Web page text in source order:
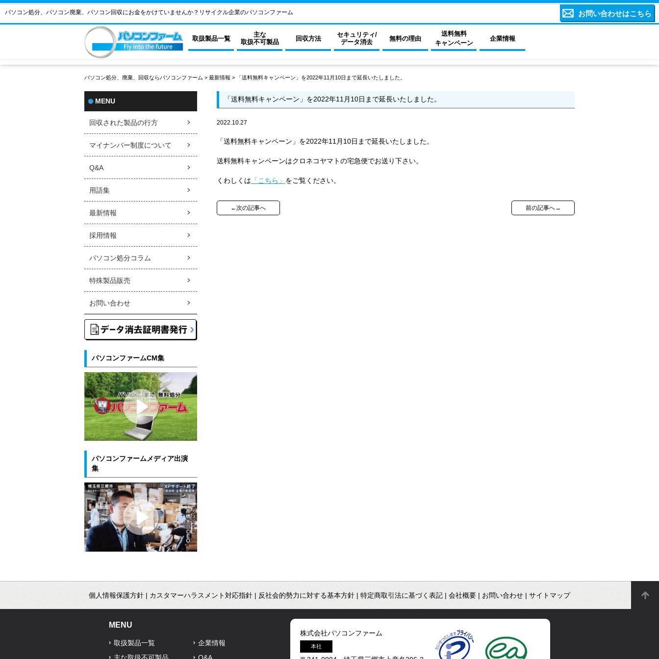
パソコン処分、パソコン廃棄、パソコン回収にお金をかけていませんか？リサイクル企業のパソコンファーム お問い合わせはこちら
取扱製品一覧
主な
取扱不可製品
回収方法
セキュリティ/
データ消去
無料の理由
送料無料
キャンペーン
企業情報
パソコン処分、廃棄、回収ならパソコンファーム > 最新情報 > 「送料無料キャンペーン」を2022年11月10日まで延長いたしました。
「送料無料キャンペーン」を2022年11月10日まで延長いたしました。
2022.10.27
「送料無料キャンペーン」を2022年11月10日まで延長いたしました。
送料無料キャンペーンはクロネコヤマトの宅急便でお送り下さい。
くわしくは 「こちら」 をご覧ください。
前の記事へ→
←次の記事へ
MENU
回収された製品の行方
マイナンバー制度について
Q&A
用語集
最新情報
採用情報
パソコン処分コラム
特殊製品販売
お問い合わせ
パソコンファームCM集
パソコンファームメディア出演
集
個人情報保護方針 | カスタマーハラスメント対応指針 | 反社会的勢力に対する基本方針 | 特定商取引法に基づく表記 | 会社概要 | お問い合わせ | サイトマップ
MENU
取扱製品一覧
企業情報
株式会社パソコンファーム
本社